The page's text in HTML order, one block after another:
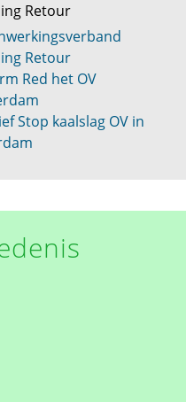
Retour
Retour
Red het OV
Stop kaalslag OV in